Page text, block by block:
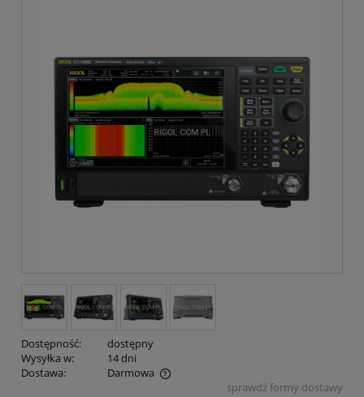
Dostępność:
dostępny
Wysyłka w:
14 dni
Dostawa:
Darmowa
Cena nie zawiera ewentualnych kosztów płatnościsprawdź formy dostawy